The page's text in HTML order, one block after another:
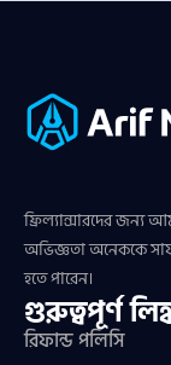
ফ্রিল্যান্সারদের জন্য
অভিজ্ঞতা অনেককে
হতে পারেন।
গুরুত্বপূর্ণ
রিফান্ড পলিসি